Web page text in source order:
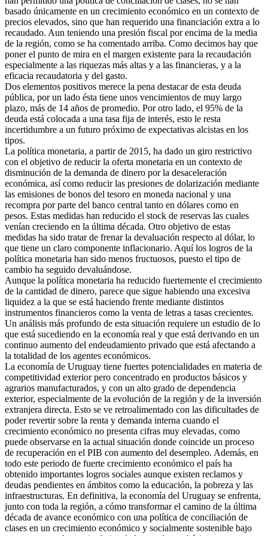
basado únicamente en un crecimiento económico en un contexto de
precios elevados, sino que han requerido una financiación extra a lo
recaudado. Aun teniendo una presión fiscal por encima de la media
de la región, como se ha comentado arriba. Como decimos hay que
poner el punto de mira en el margen existente para la recaudación
especialmente a las riquezas más altas y a las financieras, y a la
eficacia recaudatoria y del gasto.
Dos elementos positivos merece la pena destacar de esta deuda
pública, por un lado ésta tiene unos vencimientos de muy largo
plazo, más de 14 años de promedio. Por otro lado, el 95% de la
deuda está colocada a una tasa fija de interés, esto le resta
incertidumbre a un futuro próximo de expectativas alcistas en los
tipos.
La política monetaria, a partir de 2015, ha dado un giro restrictivo
con el objetivo de reducir la oferta monetaria en un contexto de
disminución de la demanda de dinero por la desaceleración
económica, así como reducir las presiones de dolarización mediante
las emisiones de bonos del tesoro en moneda nacional y una
recompra por parte del banco central tanto en dólares como en
pesos. Estas medidas han reducido el stock de reservas las cuales
venían creciendo en la última década. Otro objetivo de estas
medidas ha sido tratar de frenar la devaluación respecto al dólar, lo
que tiene un claro componente inflacionario. Aquí los logros de la
política monetaria han sido menos fructuosos, puesto el tipo de
cambio ha seguido devaluándose.
Aunque la política monetaria ha reducido fuertemente el crecimiento
de la cantidad de dinero, parece que sigue habiendo una excesiva
liquidez a la que se está haciendo frente mediante distintos
instrumentos financieros como la venta de letras a tasas crecientes.
Un análisis más profundo de esta situación requiere un estudio de lo
que está sucediendo en la economía real y que está derivando en un
continuo aumento del endeudamiento privado que está afectando a
la totalidad de los agentes económicos.
La economía de Uruguay tiene fuertes potencialidades en materia de
competitividad exterior pero concentrado en productos básicos y
agrarios manufacturados, y con un alto grado de dependencia
exterior, especialmente de la evolución de la región y de la inversión
extranjera directa. Esto se ve retroalimentado con las dificultades de
poder revertir sobre la renta y demanda interna cuando el
crecimiento económico no presenta cifras muy elevadas, como
puede observarse en la actual situación donde coincide un proceso
de recuperación en el PIB con aumento del desempleo. Además, en
todo este periodo de fuerte crecimiento económico el país ha
obtenido importantes logros sociales aunque existen reclamos y
deudas pendientes en ámbitos como la educación, la pobreza y las
infraestructuras. En definitiva, la economía del Uruguay se enfrenta,
junto con toda la región, a cómo transformar el camino de la última
década de avance económico con una política de conciliación de
clases en un crecimiento económico y socialmente sostenible bajo